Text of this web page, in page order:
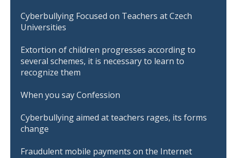
Cyberbullying Focused on Teachers at Czech
Universities
Extortion of children progresses according to
several schemes, it is necessary to learn to
recognize them
When you say Confession
Cyberbullying aimed at teachers rages, its forms
change
Fraudulent mobile payments on the Internet